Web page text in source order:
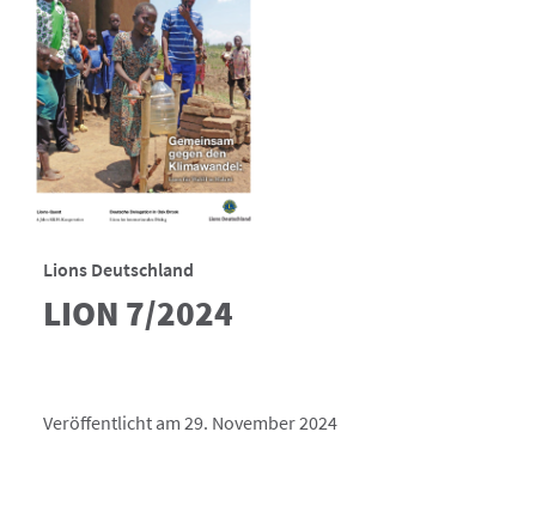
Lions Deutschland
LION 7/2024
Veröffentlicht am 29. November 2024